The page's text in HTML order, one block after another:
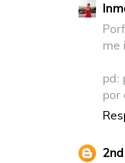
me
pd:
por